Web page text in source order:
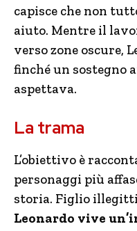
capisce che non
aiuto. Mentre il
verso zone oscure,
finché un sostegno
aspettava.
La trama
L’obiettivo è
personaggi più
storia. Figlio
Leonardo vive